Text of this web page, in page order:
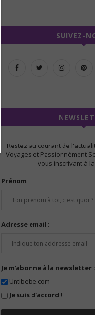
SUIVEZ-
Restez au courant de
Voyages et Passionnément
vous inscrivant à
Prénom
Adresse email :
Je m'abonne à la newsletter :
Untibebe.com
Je suis d'accord !